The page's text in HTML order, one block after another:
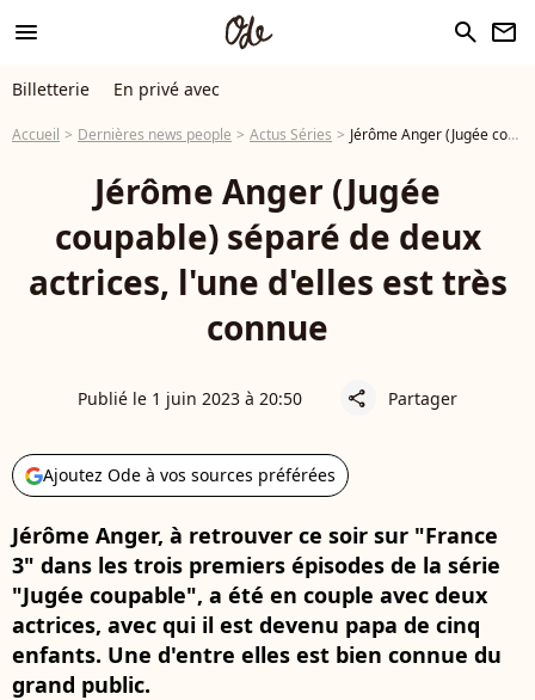
menu search newsletter
Billetterie En privé avec
Accueil Dernières news people Actus Séries Jérôme Anger (Jugée coupable) séparé de deux actrices, l'une d'elles est très connue
Jérôme Anger (Jugée
coupable) séparé de deux
actrices, l'une d'elles est très
connue
Publié le 1 juin 2023 à 20:50 share Partager
Ajoutez Ode à vos sources préférées
Jérôme Anger, à retrouver ce soir sur "France
3" dans les trois premiers épisodes de la série
"Jugée coupable", a été en couple avec deux
actrices, avec qui il est devenu papa de cinq
enfants. Une d'entre elles est bien connue du
grand public.